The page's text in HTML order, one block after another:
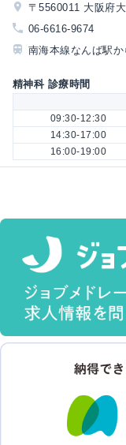
〒5560011 大阪府
06-6616-9674
南海本線なんば駅
精神科 診療時間
09:30-12:30
14:30-17:00
16:00-19:00